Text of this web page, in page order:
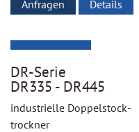
Anfragen Details
DR-Serie
DR335 - DR445
industrielle Doppelstock­
trockner